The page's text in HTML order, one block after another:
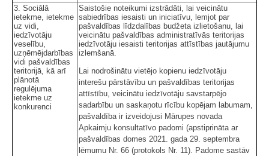
3. Sociālā
ietekme, ietekme
uz vidi,
iedzīvotāju
veselību,
uzņēmējdarbības
vidi pašvaldības
teritorijā, kā arī
plānotā
regulējuma
ietekme uz
konkurenci
Saistošie noteikumi izstrādāti, lai veicinātu
sabiedrības iesaisti un iniciatīvu, lemjot par
pašvaldības līdzdalības budžeta izlietošanu, lai
veicinātu pašvaldības administratīvās teritorijas
iedzīvotāju iesaisti teritorijas attīstības jautājumu
izlemšanā.
Lai nodrošinātu vietējo kopienu iedzīvotāju
interešu pārstāvību un pašvaldības teritorijas
attīstību, veicinātu iedzīvotāju savstarpējo
sadarbību un saskaņotu rīcību kopējam labumam,
pašvaldība ir izveidojusi Mārupes novada
Apkaimju konsultatīvo padomi (apstiprināta ar
pašvaldības domes 2021. gada 29. septembra
lēmumu Nr. 66 (protokols Nr. 11). Padome sastāv